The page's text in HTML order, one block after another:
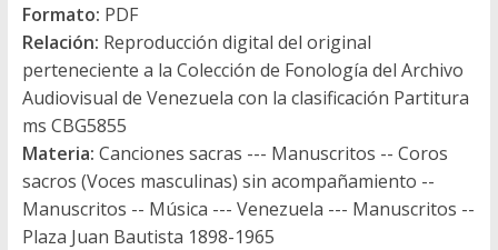
Formato: PDF
Relación: Reproducción digital del original
perteneciente a la Colección de Fonología del Archivo
Audiovisual de Venezuela con la clasificación Partitura
ms CBG5855
Materia: Canciones sacras --- Manuscritos -- Coros
sacros (Voces masculinas) sin acompañamiento --
Manuscritos -- Música --- Venezuela --- Manuscritos --
Plaza Juan Bautista 1898-1965